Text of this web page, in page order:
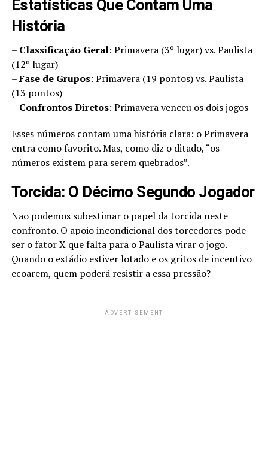
Estatísticas Que Contam Uma
História
– Classificação Geral: Primavera (3º lugar) vs. Paulista
(12º lugar)
–Fase de Grupos: Primavera (19 pontos) vs. Paulista
(13 pontos)
– Confrontos Diretos: Primavera venceu os dois jogos
Esses números contam uma história clara: o Primavera
entra como favorito. Mas, como diz o ditado, “os
números existem para serem quebrados”.
Torcida: O Décimo Segundo Jogador
Não podemos subestimar o papel da torcida neste
confronto. O apoio incondicional dos torcedores pode
ser o fator X que falta para o Paulista virar o jogo.
Quando o estádio estiver lotado e os gritos de incentivo
ecoarem, quem poderá resistir a essa pressão?
ADVERTISEMENT